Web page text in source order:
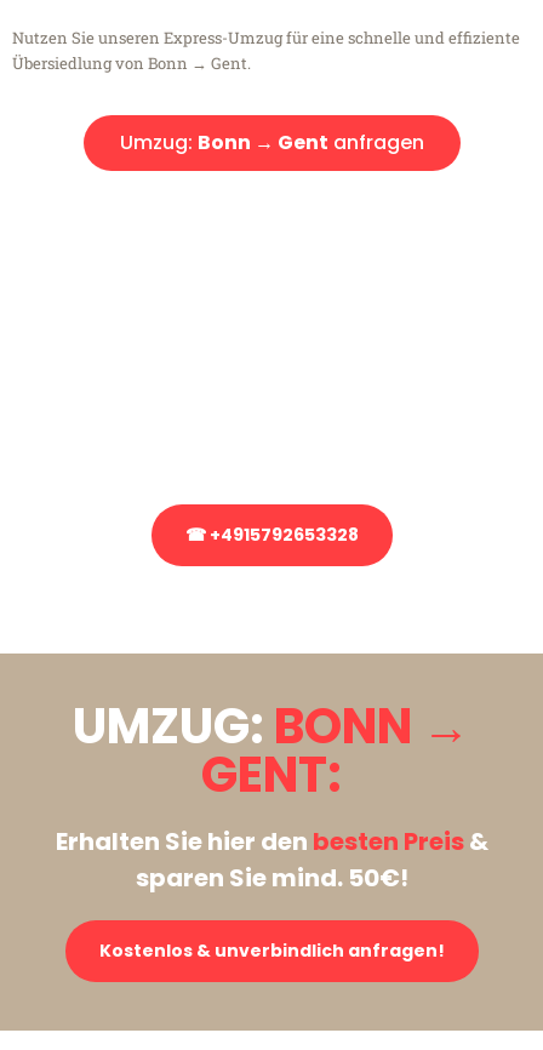
Nutzen Sie unseren Express-Umzug für eine schnelle und effiziente
Übersiedlung von Bonn → Gent.
Umzug: Bonn → Gent anfragen
☎ +4915792653328
UMZUG: BONN →
GENT:
Erhalten Sie hier den besten Preis&
sparen Sie mind. 50€!
Kostenlos & unverbindlich anfragen!